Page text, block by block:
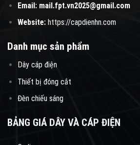
Email: mail.fpt.vn2025@gmail.com
Website: https://capdienhn.com
Danh mục sản phẩm
Dây cáp điện
Thiết bị đóng cắt
Đèn chiếu sáng
BẢNG GIÁ DÂY VÀ CÁP ĐIỆN